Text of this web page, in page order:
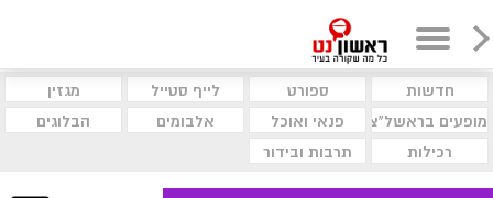
חדשות ספורט לייף סטייל
מגזין
מופעים בראשל"צ
פנאי ואוכל אלבומים
הבלוגים
רכילות
תרבות ובידור